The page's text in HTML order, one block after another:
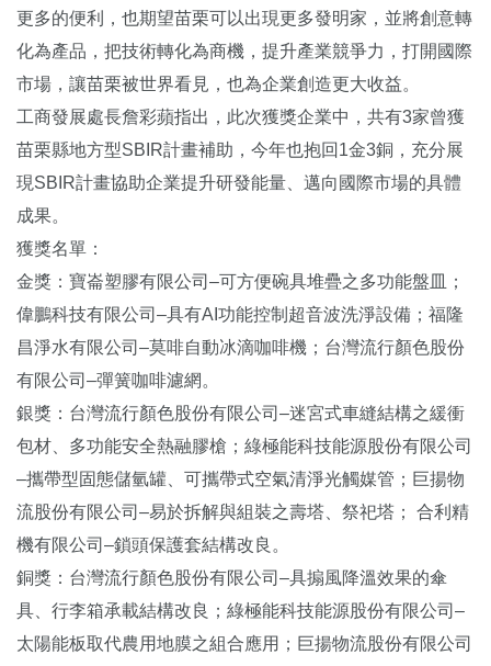
更多的便利，也期望苗栗可以出現更多發明家，並將創意轉
化為產品，把技術轉化為商機，提升產業競爭力，打開國際
市場，讓苗栗被世界看見，也為企業創造更大收益。
工商發展處長詹彩蘋指出，此次獲獎企業中，共有3家曾獲
苗栗縣地方型SBIR計畫補助，今年也抱回1金3銅，充分展
現SBIR計畫協助企業提升研發能量、邁向國際市場的具體
成果。
獲獎名單：
金獎：寶崙塑膠有限公司–可方便碗具堆疊之多功能盤皿；
偉鵬科技有限公司–具有AI功能控制超音波洗淨設備；福隆
昌淨水有限公司–莫啡自動冰滴咖啡機； 台灣流行顏色股份
有限公司–彈簧咖啡濾網 。
銀獎：台灣流行顏色股份有限公司–迷宮式車縫結構之緩衝
包材、多功能安全熱融膠槍；綠極能科技能源股份有限公司
–攜帶型固態儲氫罐、可攜帶式空氣清淨光觸媒管；巨揚物
流股份有限公司–易於拆解與組裝之壽塔、祭祀塔； 合利精
機有限公司–鎖頭保護套結構改良。
銅獎：台灣流行顏色股份有限公司–具搧風降溫效果的傘
具、行李箱承載結構改良；綠極能科技能源股份有限公司–
太陽能板取代農用地膜之組合應用；巨揚物流股份有限公司